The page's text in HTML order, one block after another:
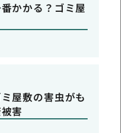
かかる？ゴミ屋
屋敷の害虫がも
害